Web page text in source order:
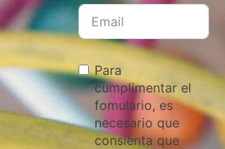
Para
cumplimentar el
fomulario, es
necesario que
consienta que